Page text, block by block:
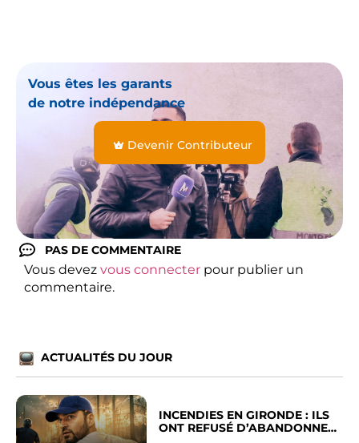
Vous êtes les garants
de notre indépendance
Devenir Contributeur
PAS DE COMMENTAIRE
Vous devez vous connecter pour publier un
commentaire.
ACTUALITÉS DU JOUR
INCENDIES EN GIRONDE : ILS
ONT REFUSÉ D’ABANDONNER